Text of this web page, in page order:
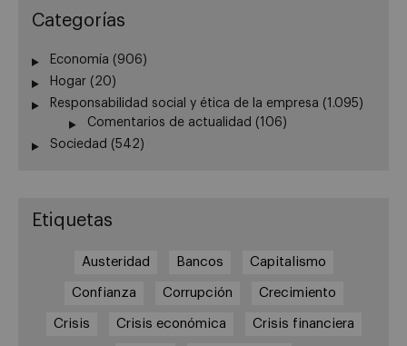
Categorías
Economía (906)
Hogar (20)
Responsabilidad social y ética de la empresa (1.095)
Comentarios de actualidad (106)
Sociedad (542)
Etiquetas
Austeridad Bancos Capitalismo
Confianza Corrupción Crecimiento
Crisis Crisis económica Crisis financiera